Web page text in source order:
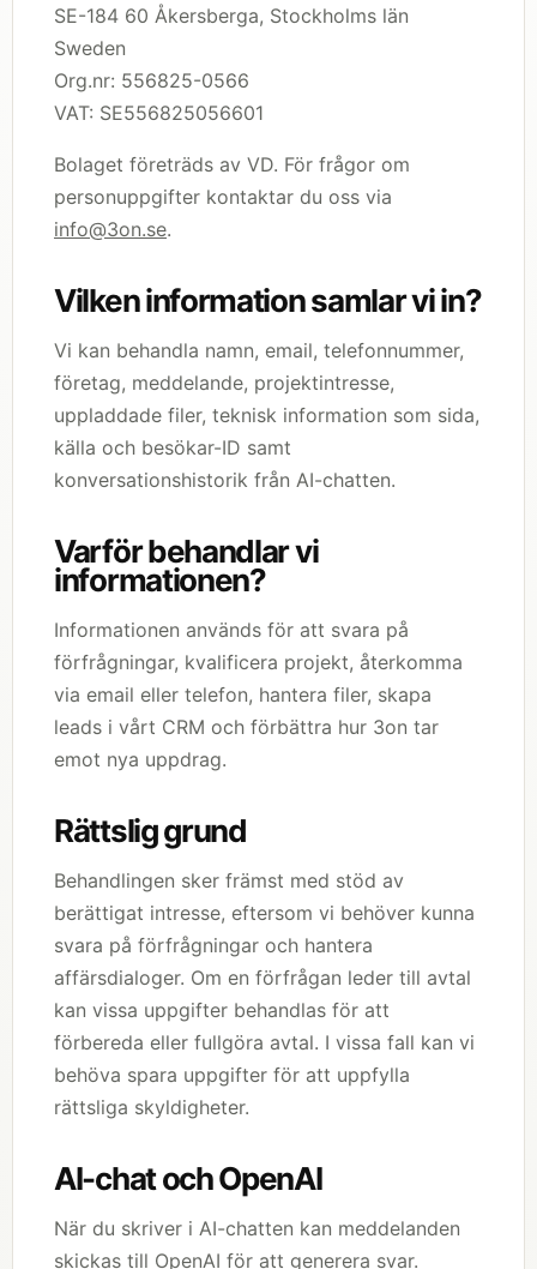
SE-184 60 Åkersberga, Stockholms län
Sweden
Org.nr: 556825-0566
VAT: SE556825056601
Bolaget företräds av VD. För frågor om
personuppgifter kontaktar du oss via
info@3on.se.
Vilken information samlar vi in?
Vi kan behandla namn, email, telefonnummer,
företag, meddelande, projektintresse,
uppladdade filer, teknisk information som sida,
källa och besökar-ID samt
konversationshistorik från AI-chatten.
Varför behandlar vi
informationen?
Informationen används för att svara på
förfrågningar, kvalificera projekt, återkomma
via email eller telefon, hantera filer, skapa
leads i vårt CRM och förbättra hur 3on tar
emot nya uppdrag.
Rättslig grund
Behandlingen sker främst med stöd av
berättigat intresse, eftersom vi behöver kunna
svara på förfrågningar och hantera
affärsdialoger. Om en förfrågan leder till avtal
kan vissa uppgifter behandlas för att
förbereda eller fullgöra avtal. I vissa fall kan vi
behöva spara uppgifter för att uppfylla
rättsliga skyldigheter.
AI-chat och OpenAI
När du skriver i AI-chatten kan meddelanden
skickas till OpenAI för att generera svar.